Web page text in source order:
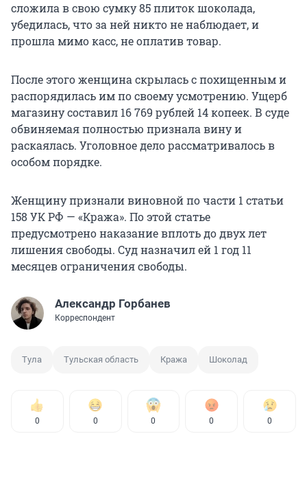
сложила в свою сумку 85 плиток шоколада,
убедилась, что за ней никто не наблюдает, и
прошла мимо касс, не оплатив товар.
После этого женщина скрылась с похищенным и
распорядилась им по своему усмотрению. Ущерб
магазину составил 16 769 рублей 14 копеек. В суде
обвиняемая полностью признала вину и
раскаялась. Уголовное дело рассматривалось в
особом порядке.
Женщину признали виновной по части 1 статьи
158 УК РФ — «Кража». По этой статье
предусмотрено наказание вплоть до двух лет
лишения свободы. Суд назначил ей 1 год 11
месяцев ограничения свободы.
Александр Горбанев
Корреспондент
Тула Тульская область Кража Шоколад
0 0 0 0 0